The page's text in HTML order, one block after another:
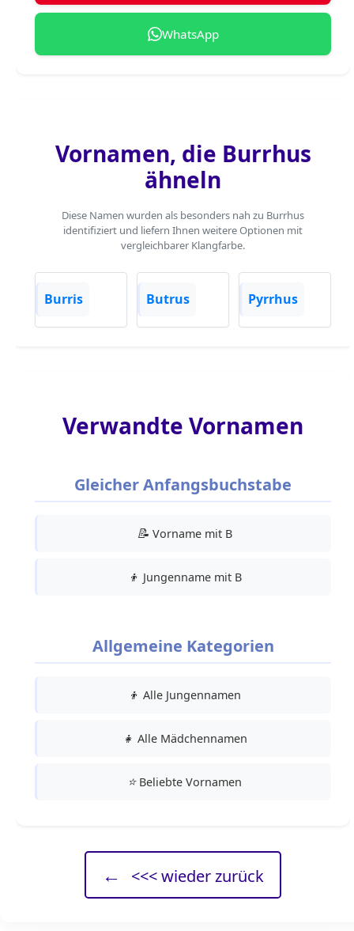
WhatsApp
Vornamen, die Burrhus
ähneln
Diese Namen wurden als besonders nah zu Burrhus
identifiziert und liefern Ihnen weitere Optionen mit
vergleichbarer Klangfarbe.
Burris Butrus Pyrrhus
Verwandte Vornamen
Gleicher Anfangsbuchstabe
📝 Vorname mit B
👦 Jungenname mit B
Allgemeine Kategorien
👦 Alle Jungennamen
👧 Alle Mädchennamen
⭐Beliebte Vornamen
← <<< wieder zurück